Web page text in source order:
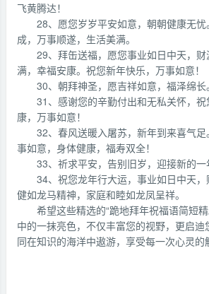
飞黄腾达！
28、愿您岁岁平安如意，朝朝健康无
成，万事顺遂，生活美满。
29、拜缶送福，愿您事业如日中天，
满，幸福安康。祝您新年快乐，万事如意！
30、朝拜神圣，愿吉祥如意，福泽绵长。
31、感谢您的辛勤付出和无私关怀，
康，万事如意！
32、春风送暖入屠苏，新年到来喜气
事如意，身体健康，福寿双全！
33、祈求平安，告别旧岁，迎接新的一
34、祝您龙年行大运，事业如日中天
健如龙马精神，家庭和睦如龙凤呈祥。
希望这些精选的“跪地拜年祝福语简短
中的一抹亮色，不仅丰富您的视野，更启
同在知识的海洋中遨游，享受每一次心灵的